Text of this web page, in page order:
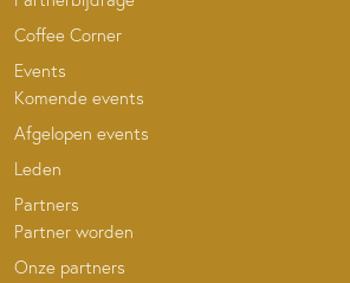
Coffee Corner
Events
Komende events
Afgelopen events
Leden
Partners
Partner worden
Onze partners